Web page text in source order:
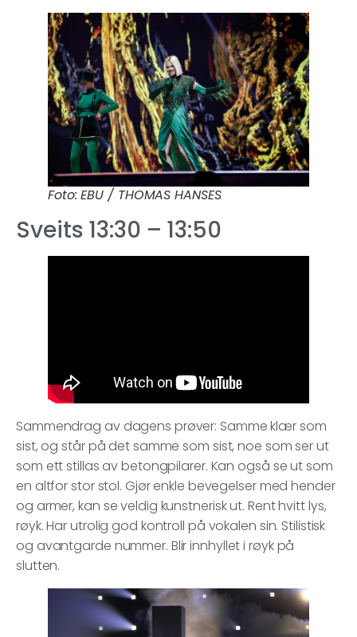
Foto: EBU / THOMAS HANSES
Sveits 13:30 – 13:50
Sammendrag av dagens prøver: Samme klær som
sist, og står på det samme som sist, noe som ser ut
som ett stillas av betongpilarer. Kan også se ut som
en altfor stor stol. Gjør enkle bevegelser med hender
og armer, kan se veldig kunstnerisk ut. Rent hvitt lys,
røyk. Har utrolig god kontroll på vokalen sin. Stilistisk
og avantgarde nummer. Blir innhyllet i røyk på
slutten.